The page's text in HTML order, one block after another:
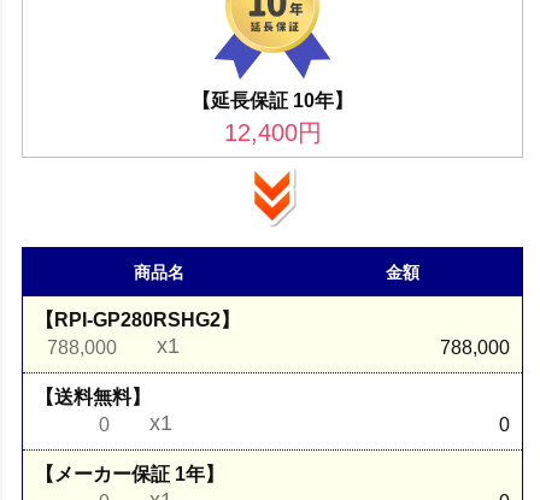
【延長保証 10年】
12,400円
商品名 金額
【RPI-GP280RSHG2】
788,000
x1 788,000
【送料無料】
0
x1 0
【メーカー保証 1年】